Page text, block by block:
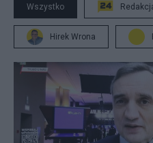
Wszystko
Hirek Wrona